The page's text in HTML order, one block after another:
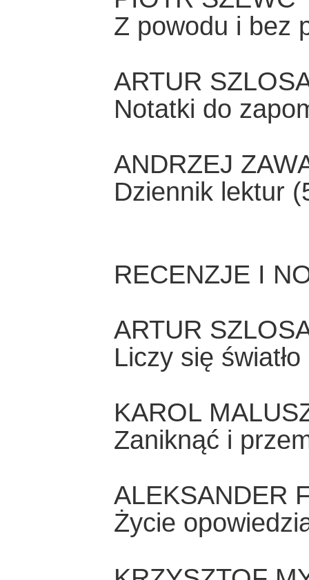
Z powodu i bez
ARTUR
Notatki do
ANDRZEJ
Dziennik lektur
RECENZJE I
ARTUR
Liczy się
KAROL
Zaniknąć i
ALEKSANDER
Życie